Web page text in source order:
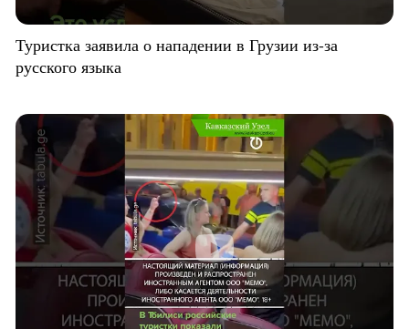
Туристка заявила о нападении в Грузии из-за
русского языка